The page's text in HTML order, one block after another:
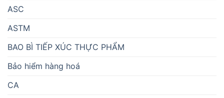
ASC
ASTM
BAO BÌ TIẾP XÚC THỰC PHẨM
Bảo hiểm hàng hoá
CA